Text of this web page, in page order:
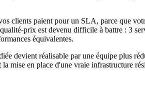
clients paient pour un SLA, parce que
prix est devenu difficile à battre : 3
équivalentes.
devient réalisable par une équipe plus
mise en place d'une vraie infrastructure